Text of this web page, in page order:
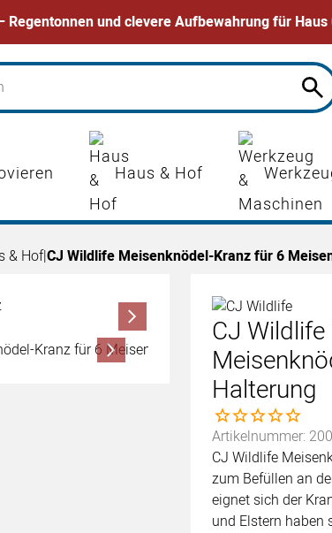
Regentonnen und clevere Aufbewahrung für Haus
Haus & Hof
& Hof|CJ Wildlife Meisenknödel-Kranz für 6
CJ
Halterung
Noch keine
Artikelnummer:
CJ Wildlife
zum Befüllen an
eignet sich der
und Elstern